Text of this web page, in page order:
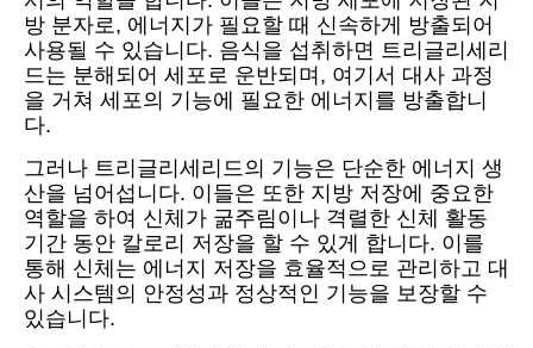
방 분자로, 에너지가 필요할 때 신속하게 방출되어
사용될 수 있습니다. 음식을 섭취하면 트리글리세리
드는 분해되어 세포로 운반되며, 여기서 대사 과정
을 거쳐 세포의 기능에 필요한 에너지를 방출합니
다.
그러나 트리글리세리드의 기능은 단순한 에너지 생
산을 넘어섭니다. 이들은 또한 지방 저장에 중요한
역할을 하여 신체가 굶주림이나 격렬한 신체 활동
기간 동안 칼로리 저장을 할 수 있게 합니다. 이를
통해 신체는 에너지 저장을 효율적으로 관리하고 대
사 시스템의 안정성과 정상적인 기능을 보장할 수
있습니다.